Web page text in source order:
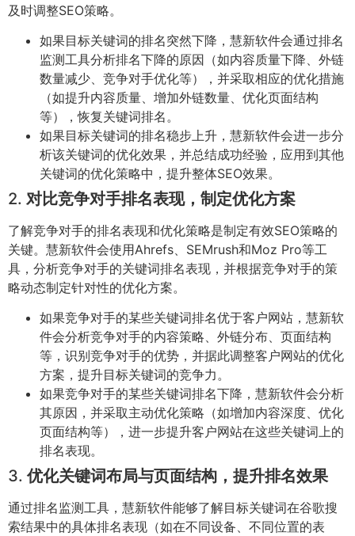
及时调整SEO策略。
如果目标关键词的排名突然下降，慧新软件会通过排名
监测工具分析排名下降的原因（如内容质量下降、外链
数量减少、竞争对手优化等），并采取相应的优化措施
（如提升内容质量、增加外链数量、优化页面结构
等），恢复关键词排名。
如果目标关键词的排名稳步上升，慧新软件会进一步分
析该关键词的优化效果，并总结成功经验，应用到其他
关键词的优化策略中，提升整体SEO效果。
2. 对比竞争对手排名表现，制定优化方案
了解竞争对手的排名表现和优化策略是制定有效SEO策略的
关键。慧新软件会使用Ahrefs、SEMrush和Moz Pro等工
具，分析竞争对手的关键词排名表现，并根据竞争对手的策
略动态制定针对性的优化方案。
如果竞争对手的某些关键词排名优于客户网站，慧新软
件会分析竞争对手的内容策略、外链分布、页面结构
等，识别竞争对手的优势，并据此调整客户网站的优化
方案，提升目标关键词的竞争力。
如果竞争对手的某些关键词排名下降，慧新软件会分析
其原因，并采取主动优化策略（如增加内容深度、优化
页面结构等），进一步提升客户网站在这些关键词上的
排名表现。
3. 优化关键词布局与页面结构，提升排名效果
通过排名监测工具，慧新软件能够了解目标关键词在谷歌搜
索结果中的具体排名表现（如在不同设备、不同位置的表